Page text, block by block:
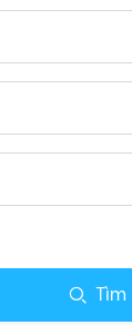
Tìm